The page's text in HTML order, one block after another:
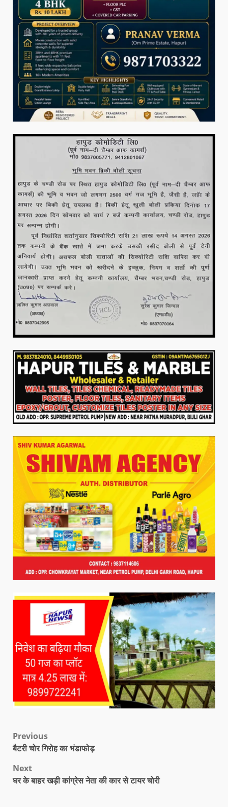
Previous
बैटरी चोर गिरोह का भंडाफोड़
Next
घर के बाहर खड़ी कांग्रेस नेता की कार से टायर चोरी